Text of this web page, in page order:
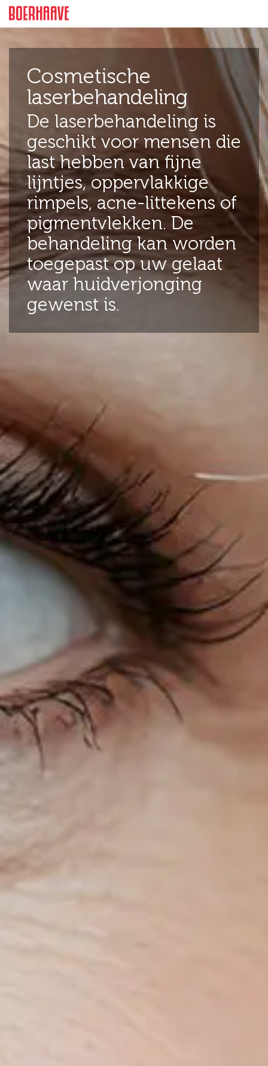
Cosmetische
laserbehandeling
De laserbehandeling is
geschikt voor mensen die
last hebben van fijne
lijntjes, oppervlakkige
rimpels, acne-littekens of
pigmentvlekken. De
behandeling kan worden
toegepast op uw gelaat
waar huidverjonging
gewenst is.
Feiten